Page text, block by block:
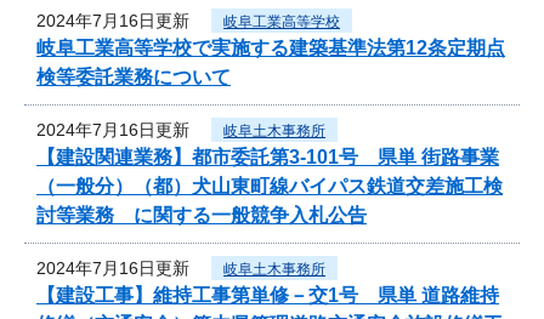
2024年7月16日更新 岐阜工業高等学校
岐阜工業高等学校で実施する建築基準法第12条定期点
検等委託業務について
2024年7月16日更新 岐阜土木事務所
【建設関連業務】都市委託第3-101号 県単 街路事業
（一般分）（都）犬山東町線バイパス鉄道交差施工検
討等業務 に関する一般競争入札公告
2024年7月16日更新 岐阜土木事務所
【建設工事】維持工事第単修－交1号 県単 道路維持